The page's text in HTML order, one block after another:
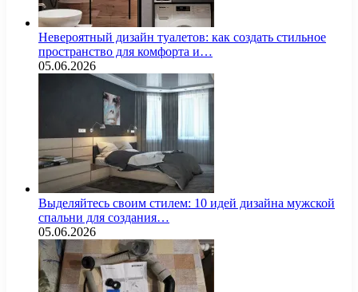
Невероятный дизайн туалетов: как создать стильное
пространство для комфорта и…
05.06.2026
Выделяйтесь своим стилем: 10 идей дизайна мужской
спальни для создания…
05.06.2026